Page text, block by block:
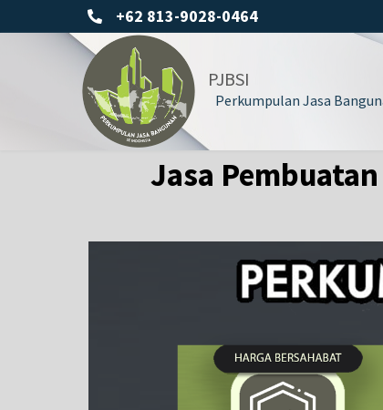
+62 813-9028-0464
PJBSI
Perkumpulan Jasa
Jasa